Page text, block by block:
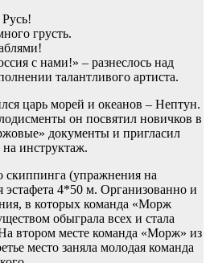
грусть.
с нами!» – разнеслось над
талантливого артиста.
царь морей и океанов – Нептун.
он посвятил новичков в
документы и пригласил
инструктаж.
скиппинга (упражнения на
эстафета 4*50 м. Организованно и
в которых команда «Морж
обыграла всех и стала
втором месте команда «Морж» из
место заняла молодая команда